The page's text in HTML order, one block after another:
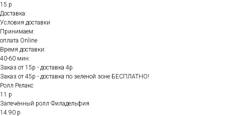
15 р
Доставка:
Условия доставки
Принимаем:
оплата Online
Время доставки:
40-60 мин.
Заказ от 15р - доставка 4р.
Заказ от 45р - доставка по зеленой зоне БЕСПЛАТНО!
Ролл Релакс
11 р
Запечённый ролл Филадельфия
14.90 р